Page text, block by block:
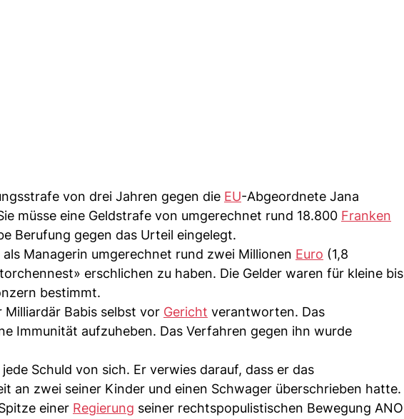
von drei Jahren gegen die EU-Abgeordnete Jana
müsse eine Geldstrafe von umgerechnet rund 18.800 Franken
Berufung gegen das Urteil eingelegt.
Managerin umgerechnet rund zwei Millionen Euro (1,8
erschlichen zu haben. Die Gelder waren für kleine bis
bestimmt.
Babis selbst vor Gericht verantworten. Das
Immunität aufzuheben. Das Verfahren gegen ihn wurde
Schuld von sich. Er verwies darauf, dass er das
an zwei seiner Kinder und einen Schwager überschrieben hatte.
einer Regierung seiner rechtspopulistischen Bewegung ANO